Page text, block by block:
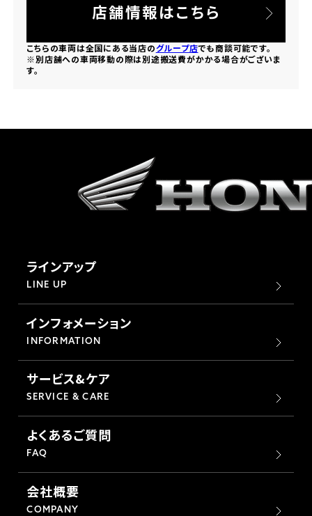
店舗情報はこちら
こちらの車両は全国にある当店のグループ店でも商談可能です。
※別店舗への車両移動の際は別途搬送費がかかる場合がございま
す。
ラインアップ
LINE UP
インフォメーション
INFORMATION
サービス&ケア
SERVICE & CARE
よくあるご質問
FAQ
会社概要
COMPANY
ホンダドリーム 水戸北